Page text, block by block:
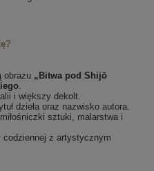
obrazu „Bitwa pod Shijō
.
i większy dekolt.
dzieła oraz nazwisko autora.
sztuki, malarstwa i
codziennej z artystycznym